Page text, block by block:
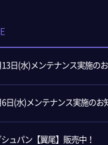
13日(水)メンテナンス実施の
6日(水)メンテナンス実施のお
ュパン【翼尾】販売中！